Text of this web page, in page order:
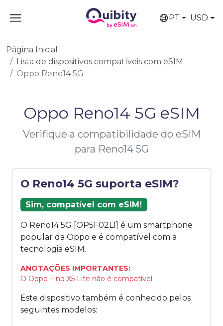
PT USD
Página Inicial
Lista de dispositivos compatíveis com eSIM
Oppo Reno14 5G
Oppo Reno14 5G eSIM
Verifique a compatibilidade do eSIM
para Reno14 5G
O Reno14 5G suporta eSIM?
Sim, compatível com eSIM!
O Reno14 5G [OP5F02L1] é um smartphone
popular da Oppo e é compatível com a
tecnologia eSIM.
ANOTAÇÕES IMPORTANTES:
O Oppo Find X5 Lite não é compatível.
Este dispositivo também é conhecido pelos
seguintes modelos: